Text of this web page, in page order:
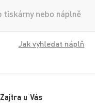
Jak vyhledat náplň
Zajtra u Vás